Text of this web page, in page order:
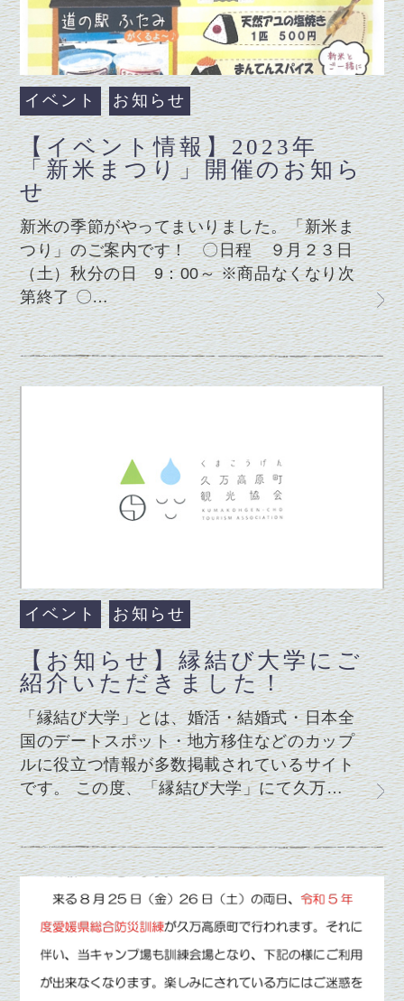
イベント お知らせ
【イベント情報】2023年
「新米まつり」開催のお知ら
せ
新米の季節がやってまいりました。「新米ま
つり」のご案内です！ 〇日程 ９月２３日
（土）秋分の日 9：00～ ※商品なくなり次
第終了 〇…
イベント お知らせ
【お知らせ】縁結び大学にご
紹介いただきました！
「縁結び大学」とは、婚活・結婚式・日本全
国のデートスポット・地方移住などのカップ
ルに役立つ情報が多数掲載されているサイト
です。 この度、「縁結び大学」にて久万…